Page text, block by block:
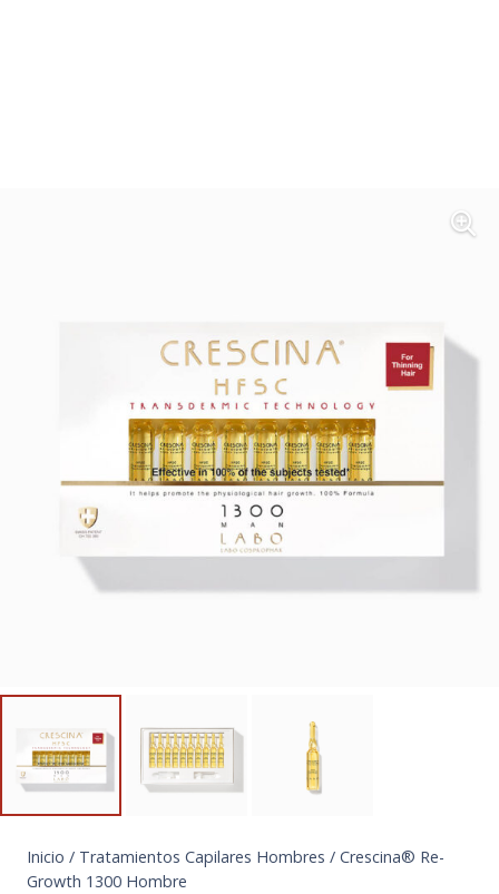
Inicio / Tratamientos Capilares Hombres / Crescina® Re-
Growth 1300 Hombre